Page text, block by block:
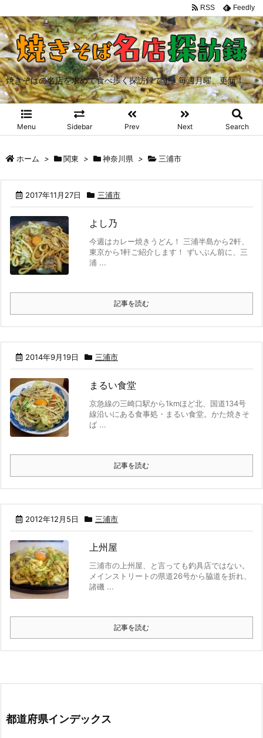
焼きそばの名店を求めて食べ歩く探訪録です。毎週月曜、更新！
Menu Sidebar Prev Next Search
RSS Feedly
ホーム > 関東 > 神奈川県 > 三浦市
2017年11月27日 三浦市
よし乃
今週はカレー焼きうどん！ 三浦半島から2軒、
東京から1軒ご紹介します！ ずいぶん前に、三
浦 ...
記事を読む
2014年9月19日 三浦市
まるい食堂
京急線の三崎口駅から1kmほど北、国道134号
線沿いにある食事処・まるい食堂。かた焼きそ
ば ...
記事を読む
2012年12月5日 三浦市
上州屋
三浦市の上州屋、と言っても釣具店ではない。
メインストリートの県道26号から脇道を折れ、
諸磯 ...
記事を読む
都道府県インデックス